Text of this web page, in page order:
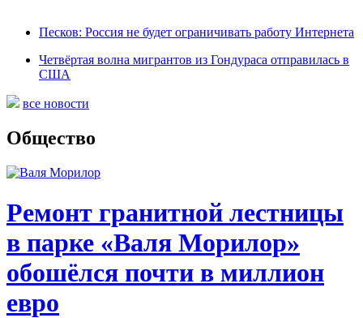
Песков: Россия не будет ограничивать работу Интернета
Четвёртая волна мигрантов из Гондураса отправилась в
США
все новости
Общество
Ремонт гранитной лестницы
в парке «Валя Морилор»
обошёлся почти в миллион
евро